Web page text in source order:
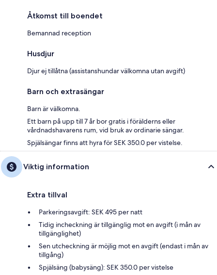
Åtkomst till boendet
Bemannad reception
Husdjur
Djur ej tillåtna (assistanshundar välkomna utan avgift)
Barn och extrasängar
Barn är välkomna.
Ett barn på upp till 7 år bor gratis i förälderns eller
vårdnadshavarens rum, vid bruk av ordinarie sängar.
Spjälsängar finns att hyra för SEK 350.0 per vistelse.
Viktig information
Extra tillval
Parkeringsavgift: SEK 495 per natt
Tidig incheckning är tillgänglig mot en avgift (i mån av
tillgänglighet)
Sen utcheckning är möjlig mot en avgift (endast i mån av
tillgång)
Spjälsäng (babysäng): SEK 350.0 per vistelse